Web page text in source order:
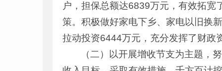
户，担保总额达6839万元，有效拓
策。积极做好家电下乡、家电以旧换
拉动投资6444万元，充分发挥了财政
（二）以开展增收节支为主题，